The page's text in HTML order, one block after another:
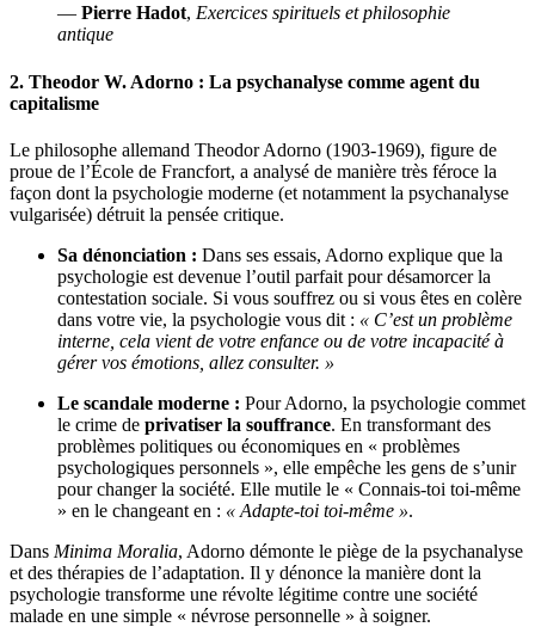
— Pierre Hadot, Exercices spirituels et philosophie
antique
2. Theodor W. Adorno : La psychanalyse comme agent du
capitalisme
Le philosophe allemand Theodor Adorno (1903-1969), figure de
proue de l’École de Francfort, a analysé de manière très féroce la
façon dont la psychologie moderne (et notamment la psychanalyse
vulgarisée) détruit la pensée critique.
Sa dénonciation : Dans ses essais, Adorno explique que la
psychologie est devenue l’outil parfait pour désamorcer la
contestation sociale. Si vous souffrez ou si vous êtes en colère
dans votre vie, la psychologie vous dit : « C’est un problème
interne, cela vient de votre enfance ou de votre incapacité à
gérer vos émotions, allez consulter. »
Le scandale moderne : Pour Adorno, la psychologie commet
le crime de privatiser la souffrance. En transformant des
problèmes politiques ou économiques en « problèmes
psychologiques personnels », elle empêche les gens de s’unir
pour changer la société. Elle mutile le « Connais-toi toi-même
» en le changeant en : « Adapte-toi toi-même ».
Dans Minima Moralia, Adorno démonte le piège de la psychanalyse
et des thérapies de l’adaptation. Il y dénonce la manière dont la
psychologie transforme une révolte légitime contre une société
malade en une simple « névrose personnelle » à soigner.